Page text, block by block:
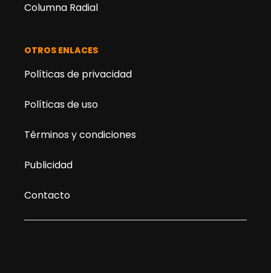
Columna Radial
OTROS ENLACES
Políticas de privacidad
Políticas de uso
Términos y condiciones
Publicidad
Contacto